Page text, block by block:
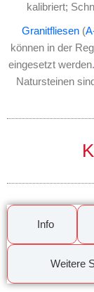
kalibriert;
Granitfliesen(
können in der
eingesetzt werden.
Natursteinen
Info
Weitere